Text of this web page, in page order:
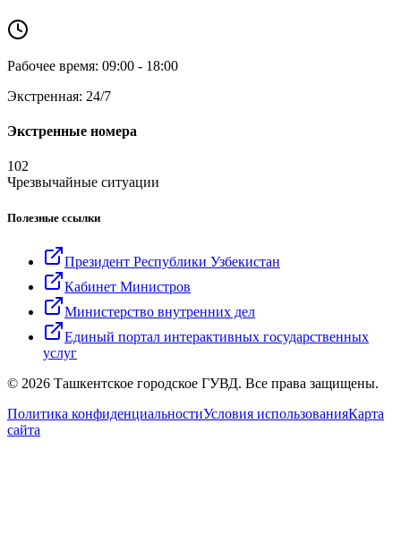
Рабочее время: 09:00 - 18:00
Экстренная: 24/7
Экстренные номера
102
Чрезвычайные ситуации
Полезные ссылки
Президент Республики Узбекистан
Кабинет Министров
Министерство внутренних дел
Единый портал интерактивных государственных
услуг
© 2026 Ташкентское городское ГУВД. Все права защищены.
Политика конфиденциальностиУсловия использованияКарта
сайта